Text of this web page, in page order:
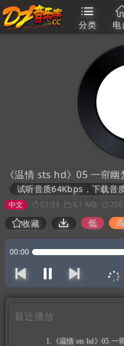
分类 电
《温情 sts hd》05 一帘
试听音质64Kbps，下载音
中文 03:33 8.1 MB
收藏 低 高
00:00
最近播放
1.《温情 sts hd》05 一